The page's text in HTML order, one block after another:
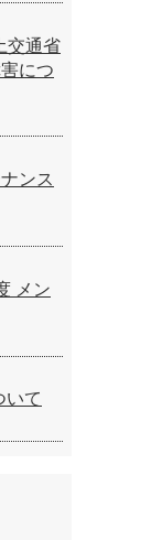
交通省
につ
ンス
メン
いて